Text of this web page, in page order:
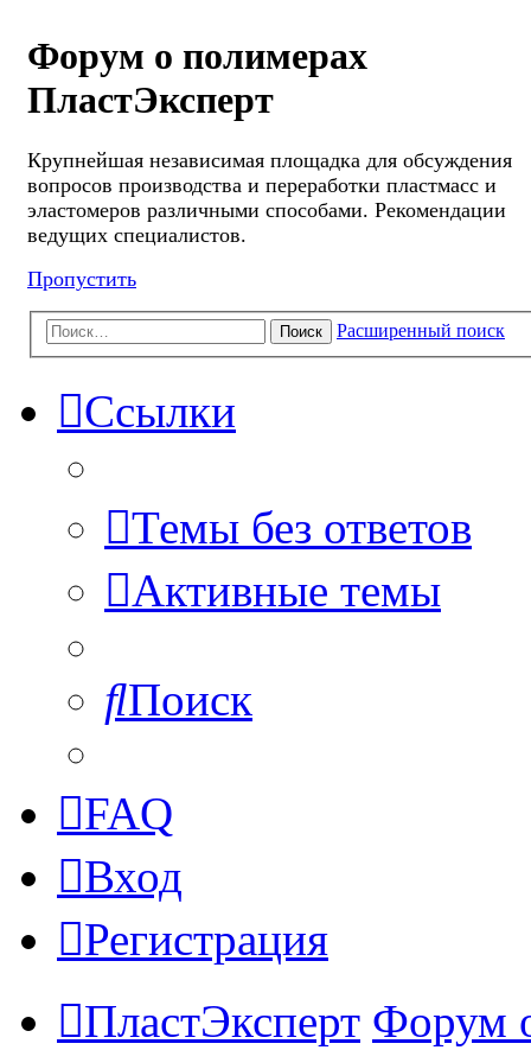
Форум о полимерах
ПластЭксперт
Крупнейшая независимая площадка для обсуждения
вопросов производства и переработки пластмасс и
эластомеров различными способами. Рекомендации
ведущих специалистов.
Пропустить
Поиск Расширенный поиск
Ссылки
Темы без ответов
Активные темы
Поиск
FAQ
Вход
Регистрация
ПластЭксперт Форум